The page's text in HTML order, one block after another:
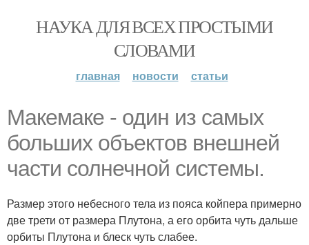
НАУКА ДЛЯ ВСЕХ ПРОСТЫМИ
СЛОВАМИ
главная новости статьи
Макемаке - один из самых
больших объектов внешней
части солнечной системы.
Размер этого небесного тела из пояса койпера примерно
две трети от размера Плутона, а его орбита чуть дальше
орбиты Плутона и блеск чуть слабее.